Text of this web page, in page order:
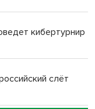
вошли в топ-16
в Искитиме
кибертурнир
слёт